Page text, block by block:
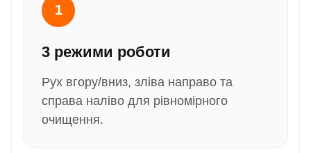
1
3 режими роботи
Рух вгору/вниз, зліва направо та
справа наліво для рівномірного
очищення.